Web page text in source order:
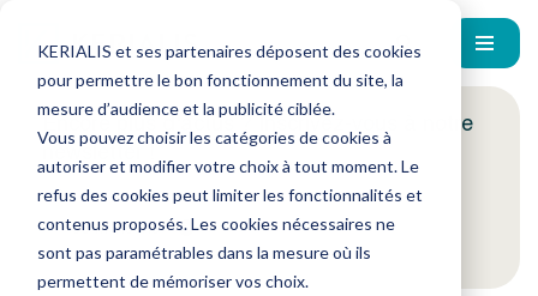
KERIALIS et ses partenaires déposent des cookies
pour permettre le bon fonctionnement du site, la
mesure d’audience et la publicité ciblée.
Vous pouvez choisir les catégories de cookies à
autoriser et modifier votre choix à tout moment. Le
refus des cookies peut limiter les fonctionnalités et
contenus proposés. Les cookies nécessaires ne
sont pas paramétrables dans la mesure où ils
permettent de mémoriser vos choix.
Encore plus d'actus ? Inscrivez-vous à notre
newsletter !
Je m'inscris